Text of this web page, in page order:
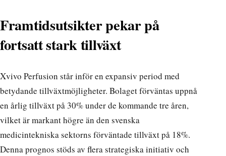
Framtidsutsikter pekar på
fortsatt stark tillväxt
Xvivo Perfusion står inför en expansiv period med
betydande tillväxtmöjligheter. Bolaget förväntas uppnå
en årlig tillväxt på 30% under de kommande tre åren,
vilket är markant högre än den svenska
medicintekniska sektorns förväntade tillväxt på 18%.
Denna prognos stöds av flera strategiska initiativ och